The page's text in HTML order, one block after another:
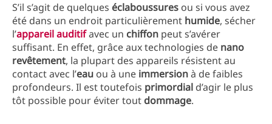
S’il s’agit de quelques éclaboussures ou si vous avez
été dans un endroit particulièrement humide, sécher
l’appareil auditifavec un chiffon peut s’avérer
suffisant. En effet, grâce aux technologies de nano
revêtement, la plupart des appareils résistent au
contact avec l’eau ou à une immersionà de faibles
profondeurs. Il est toutefois primordial d’agir le plus
tôt possible pour éviter tout dommage.